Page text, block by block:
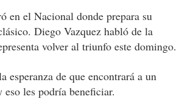
en el Nacional donde prepara su
Diego Vazquez habló de la
volver al triunfo este domingo.
esperanza de que encontrará a un
les podría beneficiar.